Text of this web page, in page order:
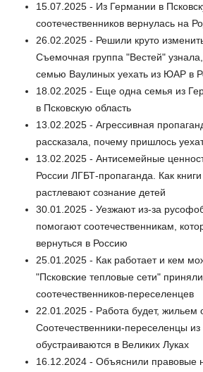
15.07.2025 - Из Германии в
соотечественников вернулась на
26.02.2025 - Решили круто
Съемочная группа "Вестей"
семью Ваулиных уехать из ЮАР в
18.02.2025 - Еще одна семья из
в Псковскую область
13.02.2025 - Агрессивная
рассказала, почему пришлось
13.02.2025 - Антисемейные
России ЛГБТ-пропаганда. Как
растлевают сознание детей
30.01.2025 - Уезжают из-за
помогают соотечественникам,
вернуться в Россию
25.01.2025 - Как работает и кем
"Псковские тепловые сети" приняли
соотечественников-переселенцев
22.01.2025 - Работа будет, жильем
Соотечественники-переселенцы
обустраиваются в Великих Луках
16.12.2024 - Объяснили правовые